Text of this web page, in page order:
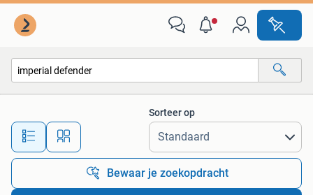
Alle afstanden…
Sorteer op
Bewaar je zoekopdracht